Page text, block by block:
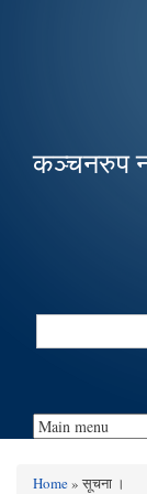
कञ्चनरुप
Search
Home» सूचना ।